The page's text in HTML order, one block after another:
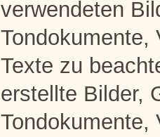
verwendeten
Tondokumente,
Texte zu
erstellte Bilder,
Tondokumente,